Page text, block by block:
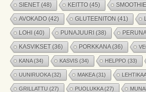
SIENET (48) KEITTO (45) SMOOTHIE
AVOKADO (42) GLUTEENITON (41)
LOHI (40) PUNAJUURI (38) PERUNA
KASVIKSET (36) PORKKANA(36)
KANA(34) KASVIS (34) HELPPO (33)
UUNIRUOKA(32) MAKEA(31)
GRILLATTU (27) PUOLUKKA(27)